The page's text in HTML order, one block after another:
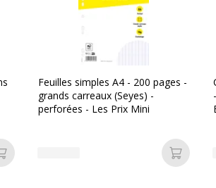
Ajouter au panier
Feuilles simples A4 - 200 pages -
grands carreaux (Seyes) -
perforées - Les Prix Mini